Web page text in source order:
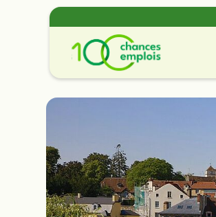
contrat et de bénévolat.